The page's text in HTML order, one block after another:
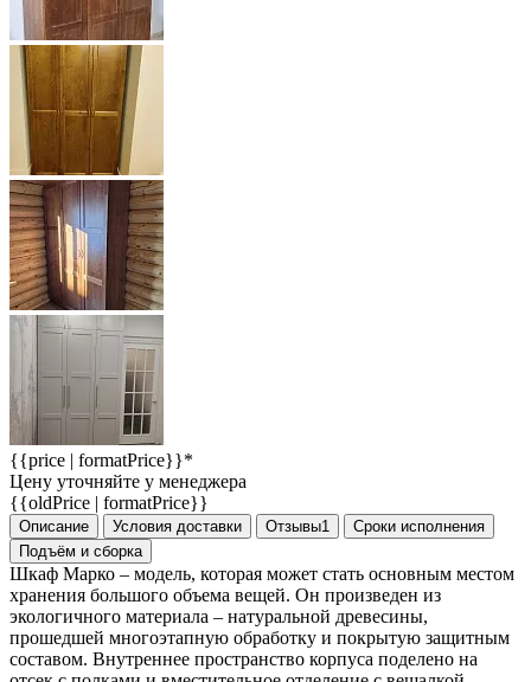
{{price | formatPrice}}*
Цену уточняйте у менеджера
{{oldPrice | formatPrice}}
Описание Условия доставки Отзывы1
Сроки исполнения
Подъём и сборка
Шкаф Марко – модель, которая может стать основным местом
хранения большого объема вещей. Он произведен из
экологичного материала – натуральной древесины,
прошедшей многоэтапную обработку и покрытую защитным
составом. Внутреннее пространство корпуса поделено на